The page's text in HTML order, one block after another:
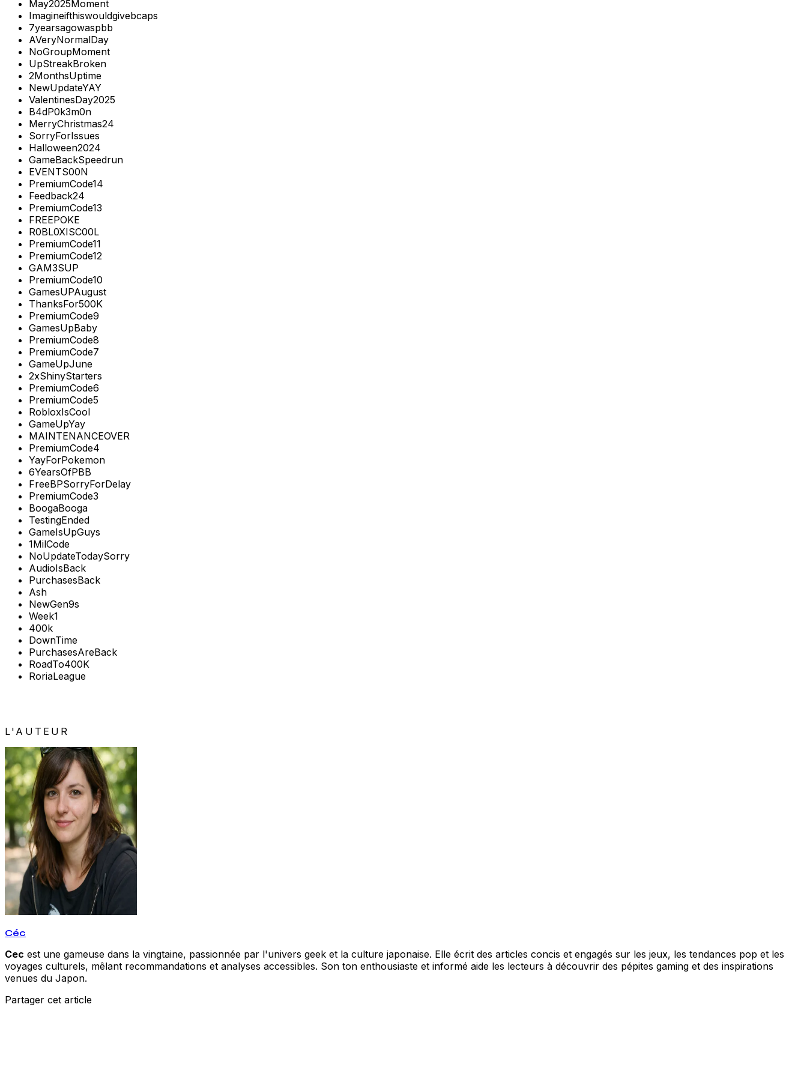
May2025Moment
Imagineifthiswouldgivebcaps
7yearsagowaspbb
AVeryNormalDay
NoGroupMoment
UpStreakBroken
2MonthsUptime
NewUpdateYAY
ValentinesDay2025
B4dP0k3m0n
MerryChristmas24
SorryForIssues
Halloween2024
GameBackSpeedrun
EVENTS00N
PremiumCode14
Feedback24
PremiumCode13
FREEPOKE
R0BL0XISC00L
PremiumCode11
PremiumCode12
GAM3SUP
PremiumCode10
GamesUPAugust
ThanksFor500K
PremiumCode9
GamesUpBaby
PremiumCode8
PremiumCode7
GameUpJune
2xShinyStarters
PremiumCode6
PremiumCode5
RobloxIsCool
GameUpYay
MAINTENANCEOVER
PremiumCode4
YayForPokemon
6YearsOfPBB
FreeBPSorryForDelay
PremiumCode3
BoogaBooga
TestingEnded
GameIsUpGuys
1MilCode
NoUpdateTodaySorry
AudioIsBack
PurchasesBack
Ash
NewGen9s
Week1
400k
DownTime
PurchasesAreBack
RoadTo400K
RoriaLeague
L'AUTEUR
Céc
Cec est une gameuse dans la vingtaine, passionnée par l'univers geek et la culture japonaise. Elle écrit des articles concis et engagés sur les jeux, les tendances pop et les
voyages culturels, mêlant recommandations et analyses accessibles. Son ton enthousiaste et informé aide les lecteurs à découvrir des pépites gaming et des inspirations
venues du Japon.
Partager cet article